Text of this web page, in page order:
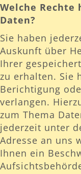
Welche Rechte
Daten?
Sie haben
Auskunft über
Ihrer
zu erhalten. Sie
Berichtigung
verlangen.
zum Thema
jederzeit unter
Adresse an uns
Ihnen ein